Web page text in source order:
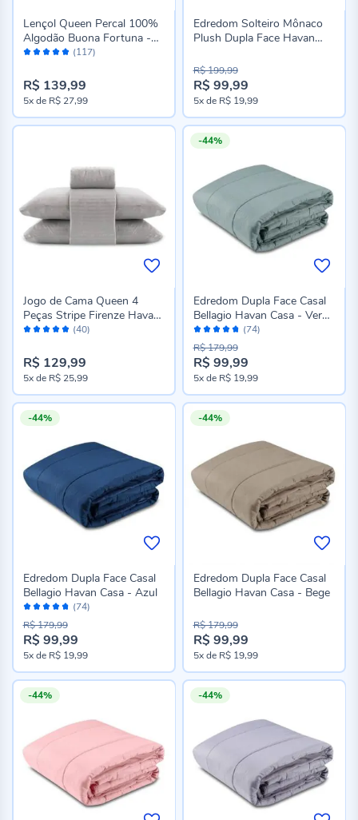
Avaliação: (117)
Lençol Queen Percal 100%
Algodão Buona Fortuna -
Cru Liso Novo
R$ 139,99
5xde R$ 27,99
Edredom Solteiro Mônaco
Plush Dupla Face Havan
Preço
especial
R$ 99,99
R$ 199,99
5xde R$ 19,99
Avaliação: (40)
Jogo de Cama Queen 4
Peças Stripe Firenze Havan
Casa - Cinza Amianto
R$ 129,99
5xde R$ 25,99
-44%
Avaliação:
94%
(74)
Edredom Dupla Face Casal
Bellagio Havan Casa - Verde
Capri
Preço
especial
R$ 99,99
R$ 179,99
5xde R$ 19,99
-44%
Avaliação:
94%
(74)
Edredom Dupla Face Casal
Bellagio Havan Casa - Azul
Preço
especial
R$ 99,99
R$ 179,99
5xde R$ 19,99
-44%
Edredom Dupla Face Casal
Bellagio Havan Casa - Bege
Preço
especial
R$ 99,99
R$ 179,99
5xde R$ 19,99
-44% -44%